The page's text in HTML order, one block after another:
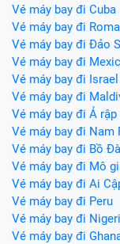
Vé máy bay đi Cuba
Vé máy bay đi
Vé máy bay đi Đảo
Vé máy bay đi
Vé máy bay đi Israel
Vé máy bay đi
Vé máy bay đi Ả rập
Vé máy bay đi Nam
Vé máy bay đi Bồ
Vé máy bay đi Mô
Vé máy bay đi Ai
Vé máy bay đi Peru
Vé máy bay đi
Vé máy bay đi